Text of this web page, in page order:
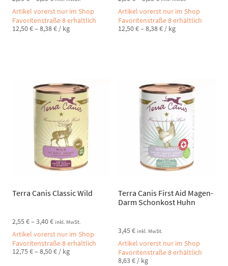
Artikel vorerst nur im Shop
Favoritenstraße 8 erhältlich
12,50€– 8,38€ / kg
Artikel vorerst nur im Shop
Favoritenstraße 8 erhältlich
12,50€– 8,38€ / kg
Terra Canis Classic Wild
2,55€– 3,40€ inkl. MwSt.
Artikel vorerst nur im Shop
Favoritenstraße 8 erhältlich
12,75€– 8,50€ / kg
Terra Canis First Aid Magen-
Darm Schonkost Huhn
3,45€ inkl. MwSt.
Artikel vorerst nur im Shop
Favoritenstraße 8 erhältlich
8,63€ / kg